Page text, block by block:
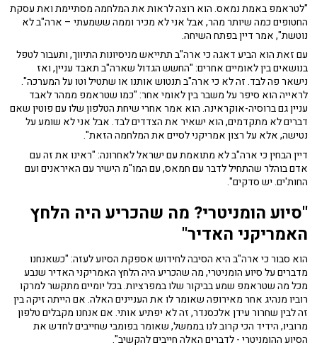
"לטראמפ באמת נמאס. הוא רוצה לראות את המלחמה מסתיימת ואת עסקת
החטופים כמה שיותר מהר, אבל אני לא מכיר וממה ששמעתי – ארה"ב לא
נוטשת", אמר דיין בפתח השיחה.
עם זאת הוא הביע דאגה כי ארה"ב תתייאש מניסיונות התיווך, ותעבור לטפל
בנושאים בין לאומיים אחרים: "החשש הגדול שארה"ב תאבד עניין, ואז
נישאר פה לבד. זה לא כי ארה"ב תנטוש אותנו או שתטיל וטו על המערכה".
לראייה הוא סיפר על משבר בין לאומי אחר: "כמו שטראמפ ממהר לאבד
עניין גם ברוסיה-אוקראינה. הוא אמר אחרי שיחת הטלפון שלו עם פוטין שאם
דברים לא מתקדמים, הוא ישאיר את הצדדים לבד. אבל אני לא שומע על
נטישה, אלא על רצון אמריקני לסיים את המלחמה הזאת".
דיין הבחין כי ארה"ב לא מתואמת עם ישראל לאחרונה: "ראינו את זה עם
אדם בוהלר שהתחיל לדבר עם חמאס, עם המו"מ הישיר עם האיראנים ועם
החות'ים. יש סדקים".
"סיוע הומניטרי? מה שהכריע היה הלחץ
האמריקני האדיר"
הוא סבור כי ארה"ב היא הסיבה לחידוש אספקת הסיוע לעזה: "כשאנחנו
מדברים על סיוע הומניטרי, מה שהכריע היה הלחץ האמריקני האדיר שנבע
מכל מה שטראמפ שמע בביקור שלו במפרציות. בכל יומיים מתקשר למרקו
רוביו מנהיג אחר מאירופה שאומר לו את העניינים האלה. אם הייתה זיקה בין
זה לבין שחרור עידן אלכסנדר, זה לא יפתיע אותי. אם אנחנו מקבלים טלפון
מרוביו, הידיד הכי קרוב לנו בממשל, שאומר בפומבי שחייבים לחדש את
הסיוע ההומניטרי - לדברים האלה חייבים להקשיב".